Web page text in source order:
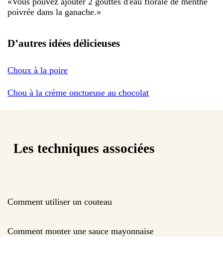
poivrée dans la ganache.»
D’autres idées délicieuses
Choux à la poire
Chou à la crème onctueuse au chocolat
Les techniques associées
Comment utiliser un couteau
Comment monter une sauce mayonnaise